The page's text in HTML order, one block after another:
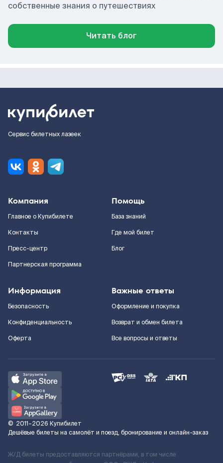
собственные знания о путешествиях
Читать блог
Сервис билетных лазеек
Компания
Главное о Купибилете
Контакты
Пресс-центр
Партнерская программа
Помощь
База знаний
Где мой билет
Блог
Информация
Безопасность
Конфиденциальность
Оферта
Важные ответы
Оформление и покупка
Возврат и обмен билета
Все вопросы и ответы
© 2011–2026 Купибилет
Дешёвые билеты на самолёт и поезд, бронирование и онлайн-заказ
Ж/Д билеты предоставляются партнёрами, в том числе